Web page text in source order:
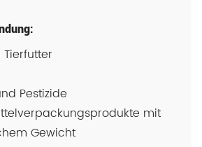
Pestizide
mit
Gewicht